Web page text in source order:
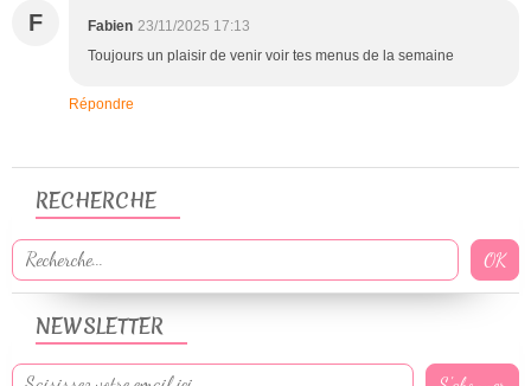
F Fabien 23/11/2025 17:13
Toujours un plaisir de venir voir tes menus de la semaine
Répondre
NEWSLETTER
RECHERCHE